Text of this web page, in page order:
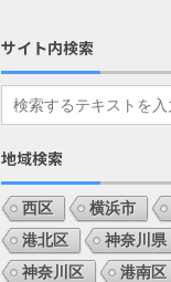
サイト内検索
地域検索
西区 横浜市
港北区
神奈川県
神奈川区
港南区